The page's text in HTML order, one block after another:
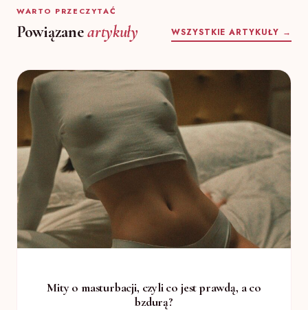
WARTO PRZECZYTAĆ
Powiązaneartykuły WSZYSTKIE ARTYKUŁY →
Mity o masturbacji, czyli co jest prawdą, a co
bzdurą?